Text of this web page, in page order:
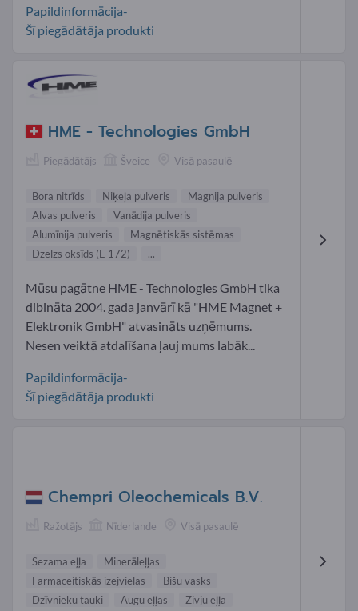
Papildinformācija-
Šī piegādātāja produkti
HME - Technologies GmbH
Piegādātājs Šveice Visā pasaulē
Bora nitrīds Niķeļa pulveris
Magnija pulveris
Alvas pulveris
Vanādija pulveris
Alumīnija pulveris
Magnētiskās sistēmas
Dzelzs oksīds (E 172)
...
Mūsu pagātne HME - Technologies GmbH tika
dibināta 2004. gada janvārī kā "HME Magnet +
Elektronik GmbH" atvasināts uzņēmums.
Nesen veiktā atdalīšana ļauj mums labāk...
Papildinformācija-
Šī piegādātāja produkti
Chempri Oleochemicals B.V.
Ražotājs Nīderlande Visā pasaulē
Sezama eļļa
Minerāleļļas
Farmaceitiskās izejvielas
Bišu vasks
Dzīvnieku tauki
Augu eļļas
Zivju eļļa